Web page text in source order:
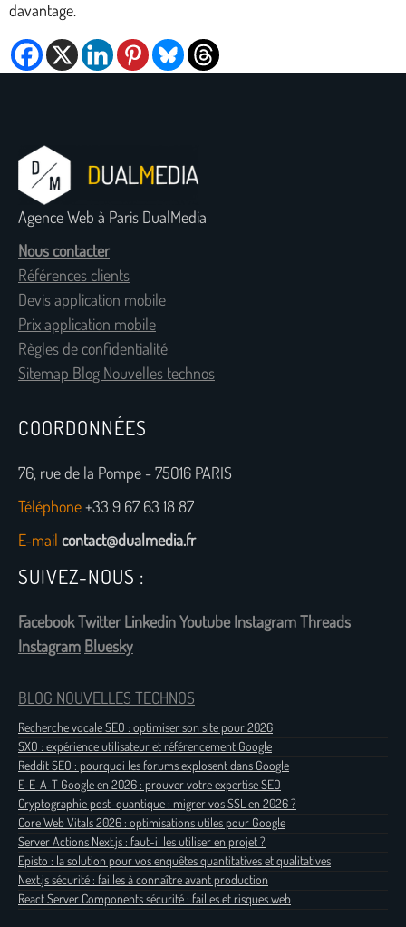
davantage.
Agence Web à Paris DualMedia
Nous contacter
Références clients
Devis application mobile
Prix application mobile
Règles de confidentialité
Sitemap Blog Nouvelles technos
COORDONNÉES
76, rue de la Pompe - 75016 PARIS
Téléphone+33 9 67 63 18 87
E-mail contact@dualmedia.fr
SUIVEZ-NOUS :
FacebookTwitter LinkedinYoutube InstagramThreads
Instagram Bluesky
BLOG NOUVELLES TECHNOS
Recherche vocale SEO : optimiser son site pour 2026
SXO : expérience utilisateur et référencement Google
Reddit SEO : pourquoi les forums explosent dans Google
E-E-A-T Google en 2026 : prouver votre expertise SEO
Cryptographie post-quantique : migrer vos SSL en 2026 ?
Core Web Vitals 2026 : optimisations utiles pour Google
Server Actions Next.js : faut-il les utiliser en projet ?
Episto : la solution pour vos enquêtes quantitatives et qualitatives
Next.js sécurité : failles à connaître avant production
React Server Components sécurité : failles et risques web